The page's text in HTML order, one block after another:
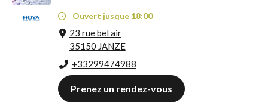
Ouvert jusque 18:00
23 rue bel air
35150 JANZE
+33299474988
Prenez un rendez-vous